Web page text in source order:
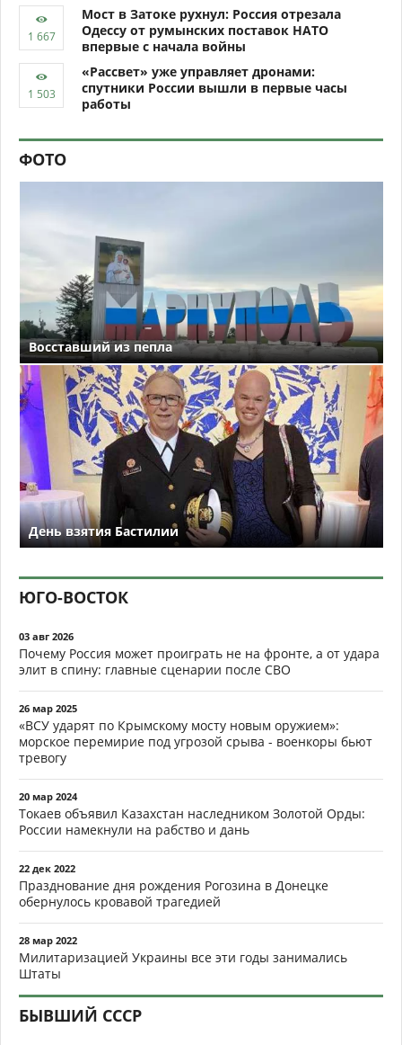
Мост в Затоке рухнул: Россия отрезала
Одессу от румынских поставок НАТО
впервые с начала войны
«Рассвет» уже управляет дронами:
спутники России вышли в первые часы
работы
ФОТО
Восставший из пепла
День взятия Бастилии
ЮГО-ВОСТОК
03 авг 2026
Почему Россия может проиграть не на фронте, а от удара
элит в спину: главные сценарии после СВО
26 мар 2025
«ВСУ ударят по Крымскому мосту новым оружием»:
морское перемирие под угрозой срыва - военкоры бьют
тревогу
20 мар 2024
Токаев объявил Казахстан наследником Золотой Орды:
России намекнули на рабство и дань
22 дек 2022
Празднование дня рождения Рогозина в Донецке
обернулось кровавой трагедией
28 мар 2022
Милитаризацией Украины все эти годы занимались
Штаты
БЫВШИЙ СССР